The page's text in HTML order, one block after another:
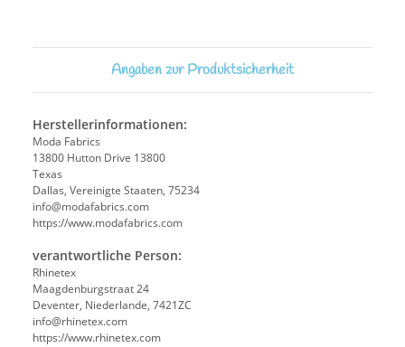
Angaben zur Produktsicherheit
Herstellerinformationen:
Moda Fabrics
13800 Hutton Drive 13800
Texas
Dallas, Vereinigte Staaten, 75234
info@modafabrics.com
https://www.modafabrics.com
verantwortliche Person:
Rhinetex
Maagdenburgstraat 24
Deventer, Niederlande, 7421ZC
info@rhinetex.com
https://www.rhinetex.com